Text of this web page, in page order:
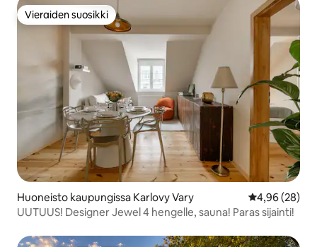
Vieraiden suosikki
Vieraiden suosikki
Huoneisto kaupungissa Karlovy Vary
4,96 (28)
UUTUUS! Designer Jewel 4 hengelle, sauna! Paras sijainti!